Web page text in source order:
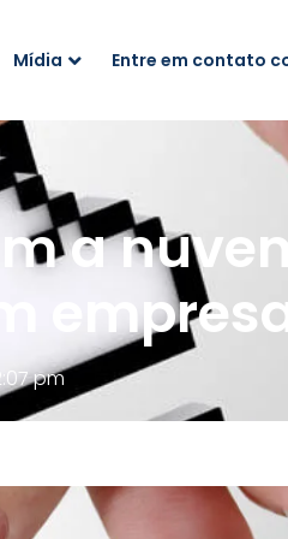
Mídia Entre em contato
a
pm